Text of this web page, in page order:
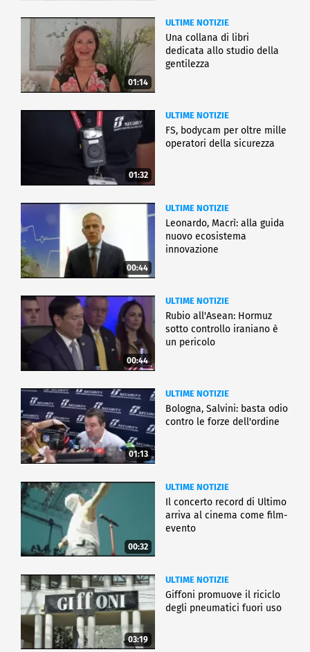
01:14
ULTIME NOTIZIE
Una collana di libri
dedicata allo studio della
gentilezza
01:32
ULTIME NOTIZIE
FS, bodycam per oltre mille
operatori della sicurezza
00:44
ULTIME NOTIZIE
Leonardo, Macrì: alla guida
nuovo ecosistema
innovazione
00:44
ULTIME NOTIZIE
Rubio all'Asean: Hormuz
sotto controllo iraniano è
un pericolo
01:13
ULTIME NOTIZIE
Bologna, Salvini: basta odio
contro le forze dell'ordine
00:32
ULTIME NOTIZIE
Il concerto record di Ultimo
arriva al cinema come film-
evento
03:19
ULTIME NOTIZIE
Giffoni promuove il riciclo
degli pneumatici fuori uso